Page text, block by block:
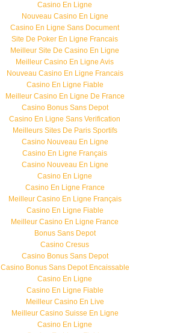
Casino En Ligne
Nouveau Casino En Ligne
Casino En Ligne Sans Document
Site De Poker En Ligne Francais
Meilleur Site De Casino En Ligne
Meilleur Casino En Ligne Avis
Nouveau Casino En Ligne Francais
Casino En Ligne Fiable
Meilleur Casino En Ligne De France
Casino Bonus Sans Depot
Casino En Ligne Sans Verification
Meilleurs Sites De Paris Sportifs
Casino Nouveau En Ligne
Casino En Ligne Français
Casino Nouveau En Ligne
Casino En Ligne
Casino En Ligne France
Meilleur Casino En Ligne Français
Casino En Ligne Fiable
Meilleur Casino En Ligne France
Bonus Sans Depot
Casino Cresus
Casino Bonus Sans Depot
Casino Bonus Sans Depot Encaissable
Casino En Ligne
Casino En Ligne Fiable
Meilleur Casino En Live
Meilleur Casino Suisse En Ligne
Casino En Ligne